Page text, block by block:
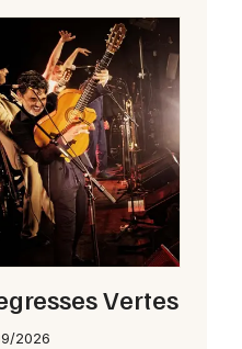
Vertes
2026